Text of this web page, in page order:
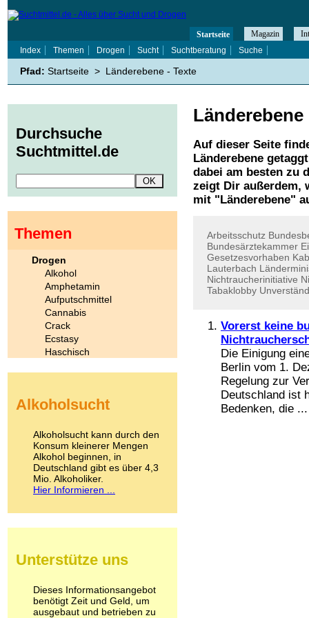
Länderebene
Auf dieser Seite
Länderebene
dabei am besten zu
zeigt Dir außerdem,
mit " Länderebene"
Arbeitsschutz
Bundesärztekammer
Gesetzesvorhaben
Lauterbach
Nichtraucherinitiative
Tabaklobby
Vorerst keine
Die Einigung
Berlin vom 1.
Regelung zur
Deutschland ist
Bedenken, die ...
Startseite Magazin
Index
Themen Drogen Sucht Suchtberatung Suche
Pfad: Startseite > Länderebene - Texte
Durchsuche
Suchtmittel.de
Themen
Drogen
Alkohol
Amphetamin
Aufputschmittel
Cannabis
Crack
Ecstasy
Haschisch
Kokain
LSD
Marihuana
Medikamente
Meskalin
Metamphetamin
Methadon
Pilze
Psychopharmaka
Schlafmittel
Schmerzmittel
Alkoholsucht
Alkoholsucht kann durch den
Konsum kleinerer Mengen
Alkohol beginnen, in
Deutschland gibt es über 4,3
Mio. Alkoholiker.
Hier Informieren ...
Unterstütze uns
Dieses Informationsangebot
benötigt Zeit und Geld, um
ausgebaut und betrieben zu